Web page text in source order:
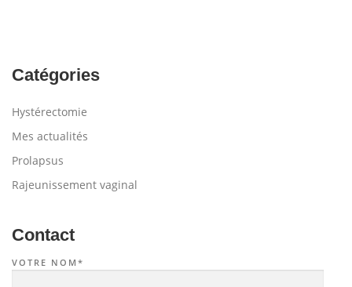
Catégories
Hystérectomie
Mes actualités
Prolapsus
Rajeunissement vaginal
Contact
VOTRE NOM*